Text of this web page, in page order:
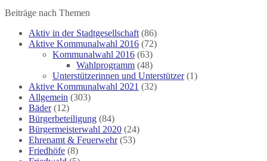
Beiträge nach Themen
Aktiv in der Stadtgesellschaft (86)
Aktive Kommunalwahl 2016 (72)
Kommunalwahl 2016 (63)
Wahlprogramm (48)
Unterstützerinnen und Unterstützer(1)
Aktive Kommunalwahl 2021 (32)
Allgemein (303)
Bäder(12)
Bürgerbeteiligung (84)
Bürgermeisterwahl 2020 (24)
Ehrenamt & Feuerwehr(53)
Friedhöfe (8)